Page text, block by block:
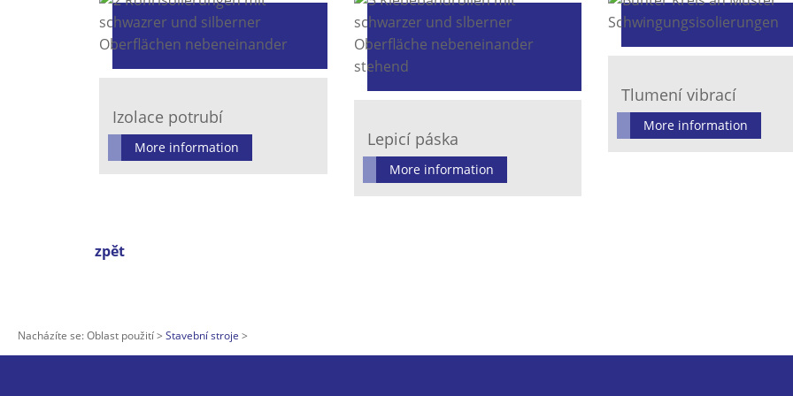
Izolace potrubí
More information Lepicí páska
More information
Tlumení vibrací
More information
zpět
Nacházíte se:Oblast použití Stavební stroje